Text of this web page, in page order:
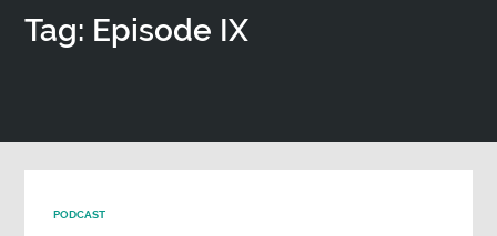
Tag: Episode IX
PODCAST